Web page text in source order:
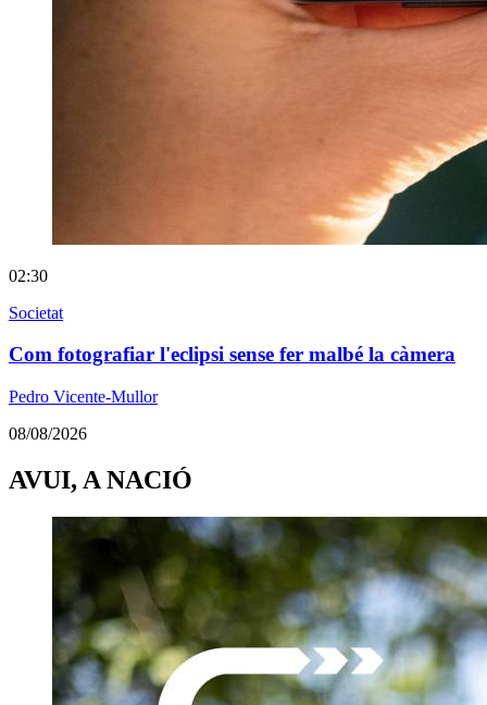
02:30
Societat
Com fotografiar l'eclipsi sense fer malbé la càmera
Pedro Vicente-Mullor
08/08/2026
AVUI, A NACIÓ